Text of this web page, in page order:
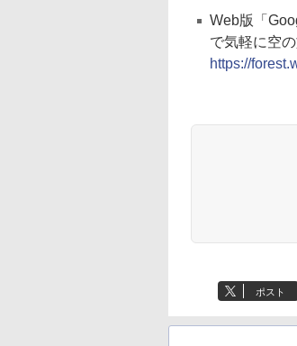
Web版「
で気軽に空の
https://
ポスト